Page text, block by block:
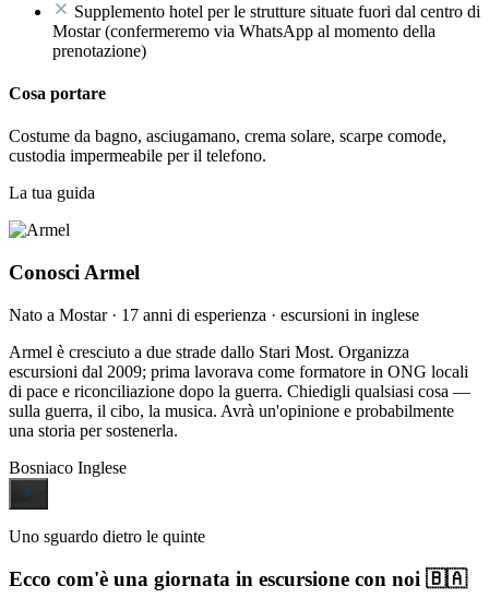
Supplemento hotel per le strutture situate fuori dal centro di
Mostar (confermeremo via WhatsApp al momento della
prenotazione)
Cosa portare
Costume da bagno, asciugamano, crema solare, scarpe comode,
custodia impermeabile per il telefono.
La tua guida
Conosci Armel
Nato a Mostar · 17 anni di esperienza · escursioni in inglese
Armel è cresciuto a due strade dallo Stari Most. Organizza
escursioni dal 2009; prima lavorava come formatore in ONG locali
di pace e riconciliazione dopo la guerra. Chiedigli qualsiasi cosa —
sulla guerra, il cibo, la musica. Avrà un'opinione e probabilmente
una storia per sostenerla.
Bosniaco Inglese
Uno sguardo dietro le quinte
Ecco com'è una giornata in escursione con noi 🇧🇦